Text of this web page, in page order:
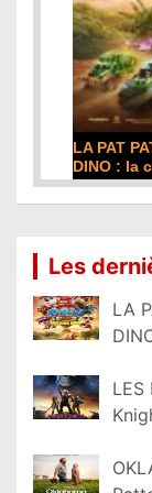
LA PAT
DINO : la
Les
LA
LES